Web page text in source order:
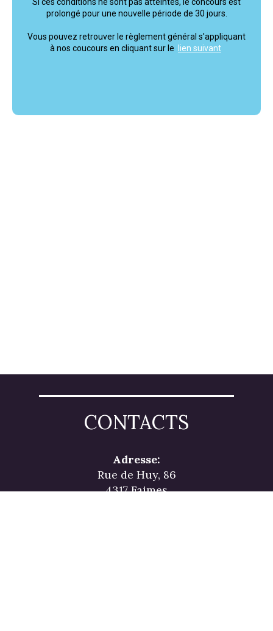
prolongé pour une nouvelle période de 30 jours.
Vous pouvez retrouver le règlement général s'appliquant
à nos coucours en cliquant sur le
lien suivant
CONTACTS
Adresse:
Rue de Huy, 86
4317 Faimes